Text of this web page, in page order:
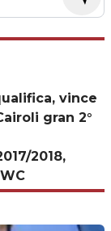
vince
gran 2°
2018,